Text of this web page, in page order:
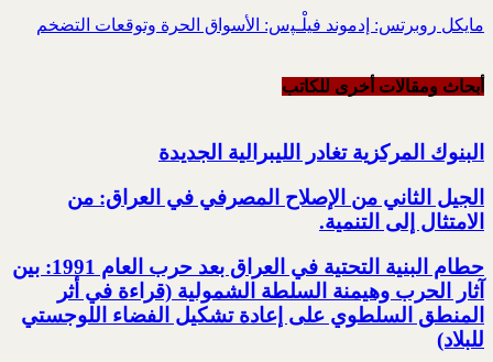
مايكل روبرتس: إدموند فيلْـﭙس: ‏الأسواق الحرة وتوقعات التضخم
أبحاث ومقالات أخرى للکاتب
البنوك المركزية تغادر الليبرالية الجديدة
الجيل الثاني من الإصلاح المصرفي في العراق: من
الامتثال إلى التنمية.‏
حطام البنية التحتية في العراق بعد حرب العام 1991: بين
آثار الحرب وهيمنة السلطة الشمولية‎ ‏(قراءة في أثر
المنطق السلطوي على إعادة تشكيل الفضاء اللوجستي
للبلاد)‏